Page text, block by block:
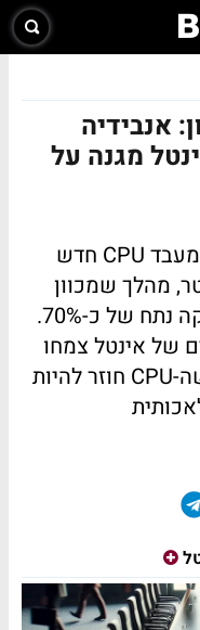
אנבידיה
מגנה על
אנבידיה חושפת בקומפיוטקס מעבד CPU חדש
מהלך שמכוון
ישירות לשוק שבו אינטל מחזיקה נתח של כ-70%.
של אינטל צמחו
ב-22% בשנה האחרונה, סימן שה-CPU חוזר להיות